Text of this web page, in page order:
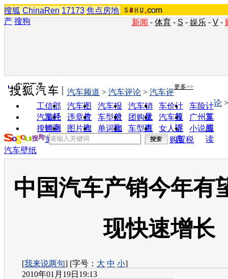
搜狐 ChinaRen 17173 焦点房地
产 搜狗 新闻 - 体育 - S - 娱乐 - V -
实用工具 更多>>
工信部
油耗
汽车图
片
汽车报
价
汽车销
量
车价计
算
车险计
算
汽车经
销商
违章查
询
车型对
比
团购优
惠
汽车投
诉
广州车
展
搜狗浏
览器
图片欣
赏
单词翻
车型查
询
女人宝
典
小说阅
读
汽车频道 > 汽车评论 > 汽车评
论
购置税
汽车壁纸
中国汽车产销今年有
现快速增长
[我来说两句] [字号： 大 中 小]
2010年01月19日19:13